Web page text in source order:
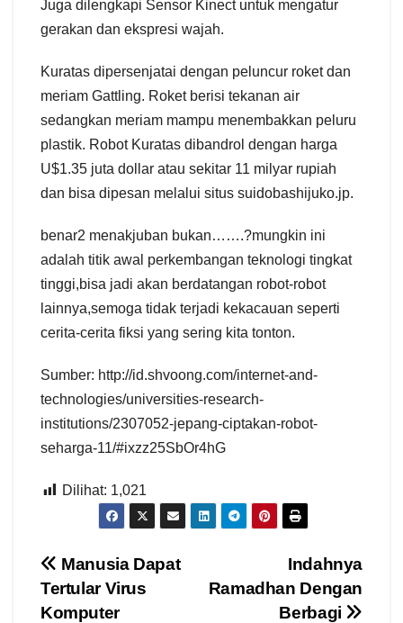
Juga dilengkapi Sensor Kinect untuk mengatur
gerakan dan ekspresi wajah.
Kuratas dipersenjatai dengan peluncur roket dan
meriam Gattling. Roket berisi tekanan air
sedangkan meriam mampu menembakkan peluru
plastik. Robot Kuratas dibandrol dengan harga
U$1.35 juta dollar atau sekitar 11 milyar rupiah
dan bisa dipesan melalui situs suidobashijuko.jp.
benar2 menakjuban bukan…….?mungkin ini
adalah titik awal perkembangan teknologi tingkat
tinggi,bisa jadi akan berdatangan robot-robot
lainnya,semoga tidak terjadi kekacauan seperti
cerita-cerita fiksi yang sering kita tonton.
Sumber: http://id.shvoong.com/internet-and-
technologies/universities-research-
institutions/2307052-jepang-ciptakan-robot-
seharga-11/#ixzz25SbOr4hG
Dilihat: 1,021
Navigasi
pos
Indahnya
Ramadhan Dengan
Berbagi
Manusia Dapat
Tertular Virus
Komputer